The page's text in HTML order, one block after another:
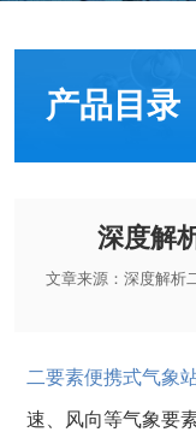
产品目录
深度解
文章来源： 深度解析
二要素便携式气象
速、风向等气象要